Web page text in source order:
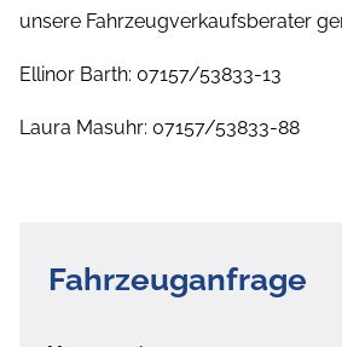
unsere Fahrzeugverkaufsberater
Ellinor Barth: 07157/53833-13
Laura Masuhr: 07157/53833-88
Fahrzeuganfrage